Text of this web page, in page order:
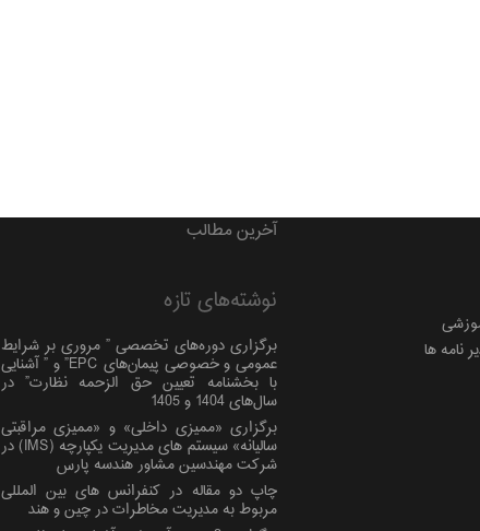
نامه ها
آخرین مطالب
نوشته‌های تازه
برگزاری دوره‌های تخصصی ” مروری بر شرایط
عمومی و خصوصی پیمان‌های EPC” و ” آشنایی
با بخشنامه تعیین حق الزحمه نظارت” در
سال‌های 1404 و 1405
برگزاری «ممیزی داخلی» و «ممیزی مراقبتی
سالیانه» سیستم های مدیریت یکپارچه (IMS) در
شرکت مهندسین مشاور هندسه پارس
چاپ دو مقاله در کنفرانس های بین المللی
مربوط به مدیریت مخاطرات در چین و هند